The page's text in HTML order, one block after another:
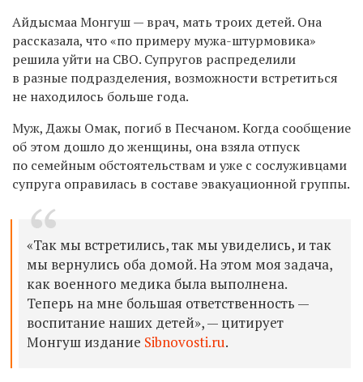
Айдысмаа Монгуш — врач, мать троих детей. Она
рассказала, что «по примеру мужа-штурмовика»
решила уйти на СВО. Супругов распределили
в разные подразделения, возможности встретиться
не находилось больше года.
Муж, Дажы Омак, погиб в Песчаном. Когда сообщение
об этом дошло до женщины, она взяла отпуск
по семейным обстоятельствам и уже с сослуживцами
супруга оправилась в составе эвакуационной группы.
«Так мы встретились, так мы увиделись, и так
мы вернулись оба домой. На этом моя задача,
как военного медика была выполнена.
Теперь на мне большая ответственность —
воспитание наших детей», — цитирует
Монгуш издание Sibnovosti.ru.